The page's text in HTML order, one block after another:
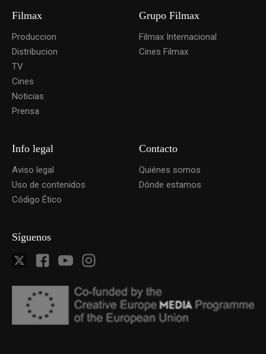
Filmax
Produccion
Distribucion
TV
Cines
Noticias
Prensa
Grupo Filmax
Filmax Internacional
Cines Filmax
Info legal
Aviso legal
Uso de contenidos
Código Ético
Contacto
Quiénes somos
Dónde estamos
Síguenos